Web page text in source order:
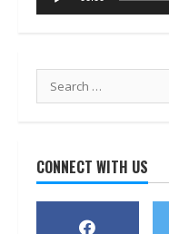
Search
for:
CONNECT WITH US